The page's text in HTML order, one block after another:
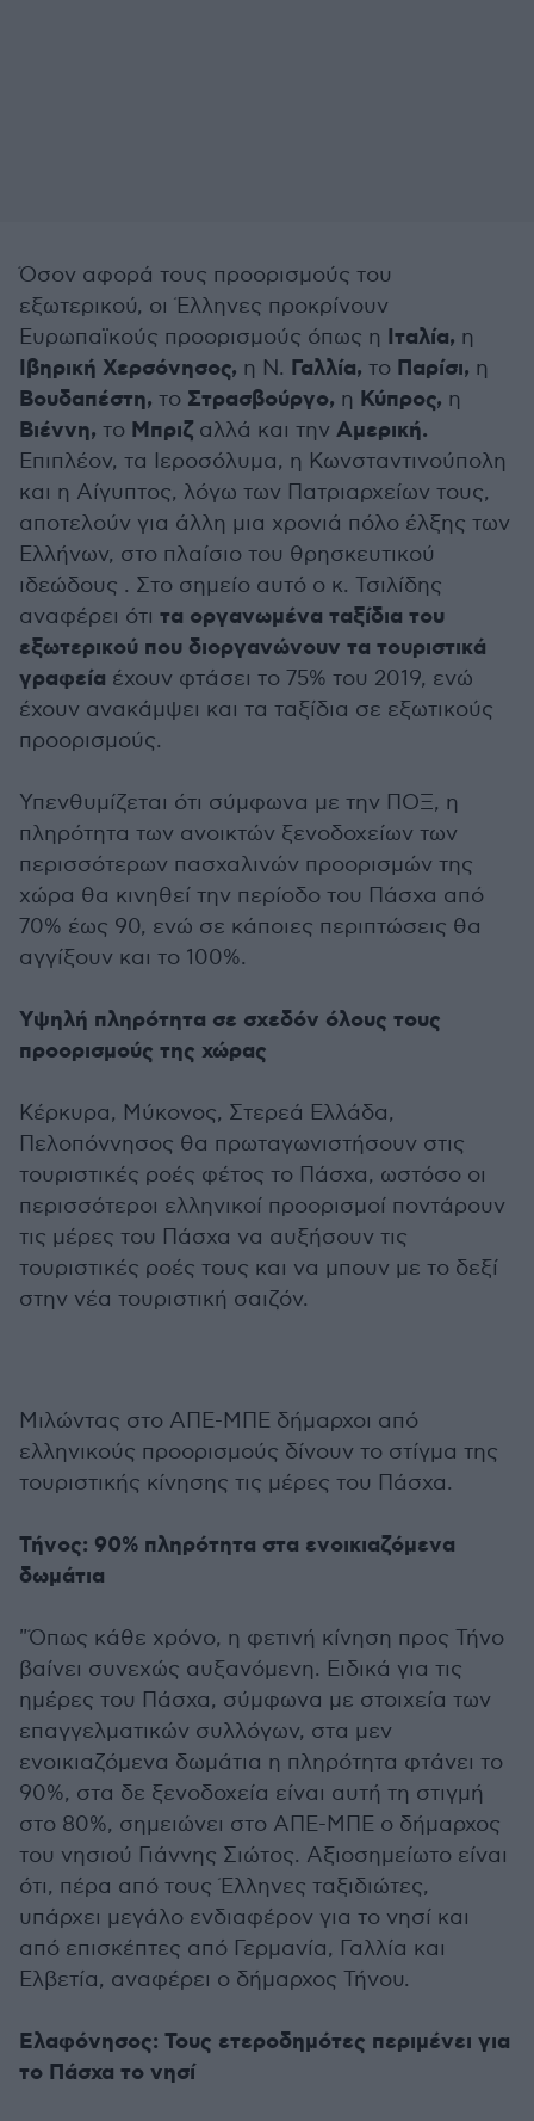
Όσον αφορά τους προορισμούς του
εξωτερικού, οι Έλληνες προκρίνουν
Ευρωπαϊκούς προορισμούς όπως η Ιταλία, η
Ιβηρική Χερσόνησος, η Ν. Γαλλία, το Παρίσι, η
Βουδαπέστη, το Στρασβούργο, η Κύπρος, η
Βιέννη, το Μπριζ αλλά και την Αμερική.
Επιπλέον, τα Ιεροσόλυμα, η Κωνσταντινούπολη
και η Αίγυπτος, λόγω των Πατριαρχείων τους,
αποτελούν για άλλη μια χρονιά πόλο έλξης των
Ελλήνων, στο πλαίσιο του θρησκευτικού
ιδεώδους . Στο σημείο αυτό ο κ. Τσιλίδης
αναφέρει ότι τα οργανωμένα ταξίδια του
εξωτερικού που διοργανώνουν τα τουριστικά
γραφεία έχουν φτάσει το 75% του 2019, ενώ
έχουν ανακάμψει και τα ταξίδια σε εξωτικούς
προορισμούς.
Υπενθυμίζεται ότι σύμφωνα με την ΠΟΞ, η
πληρότητα των ανοικτών ξενοδοχείων των
περισσότερων πασχαλινών προορισμών της
χώρα θα κινηθεί την περίοδο του Πάσχα από
70% έως 90, ενώ σε κάποιες περιπτώσεις θα
αγγίξουν και το 100%.
Υψηλή πληρότητα σε σχεδόν όλους τους
προορισμούς της χώρας
Κέρκυρα, Μύκονος, Στερεά Ελλάδα,
Πελοπόννησος θα πρωταγωνιστήσουν στις
τουριστικές ροές φέτος το Πάσχα, ωστόσο οι
περισσότεροι ελληνικοί προορισμοί ποντάρουν
τις μέρες του Πάσχα να αυξήσουν τις
τουριστικές ροές τους και να μπουν με το δεξί
στην νέα τουριστική σαιζόν.
Μιλώντας στο ΑΠΕ-ΜΠΕ δήμαρχοι από
ελληνικούς προορισμούς δίνουν το στίγμα της
τουριστικής κίνησης τις μέρες του Πάσχα.
Τήνος: 90% πληρότητα στα ενοικιαζόμενα
δωμάτια
"Όπως κάθε χρόνο, η φετινή κίνηση προς Τήνο
βαίνει συνεχώς αυξανόμενη. Ειδικά για τις
ημέρες του Πάσχα, σύμφωνα με στοιχεία των
επαγγελματικών συλλόγων, στα μεν
ενοικιαζόμενα δωμάτια η πληρότητα φτάνει το
90%, στα δε ξενοδοχεία είναι αυτή τη στιγμή
στο 80%, σημειώνει στο ΑΠΕ-ΜΠΕ ο δήμαρχος
του νησιού Γιάννης Σιώτος. Αξιοσημείωτο είναι
ότι, πέρα από τους Έλληνες ταξιδιώτες,
υπάρχει μεγάλο ενδιαφέρον για το νησί και
από επισκέπτες από Γερμανία, Γαλλία και
Ελβετία, αναφέρει ο δήμαρχος Τήνου.
Ελαφόνησος: Τους ετεροδημότες περιμένει για
το Πάσχα το νησί